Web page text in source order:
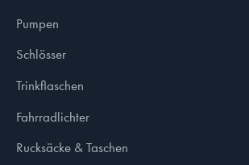
Pumpen
Schlösser
Trinkflaschen
Fahrradlichter
Rucksäcke & Taschen